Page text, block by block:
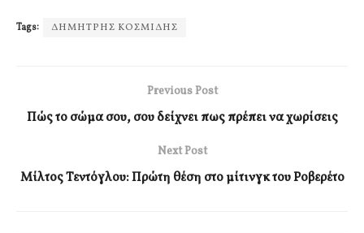
Tags: ΔΗΜΗΤΡΗΣ ΚΟΣΜΙΔΗΣ
Previous Post
Πώς το σώμα σου, σου δείχνει πως πρέπει να χωρίσεις
Next Post
Μίλτος Τεντόγλου: Πρώτη θέση στο μίτινγκ του Ροβερέτο